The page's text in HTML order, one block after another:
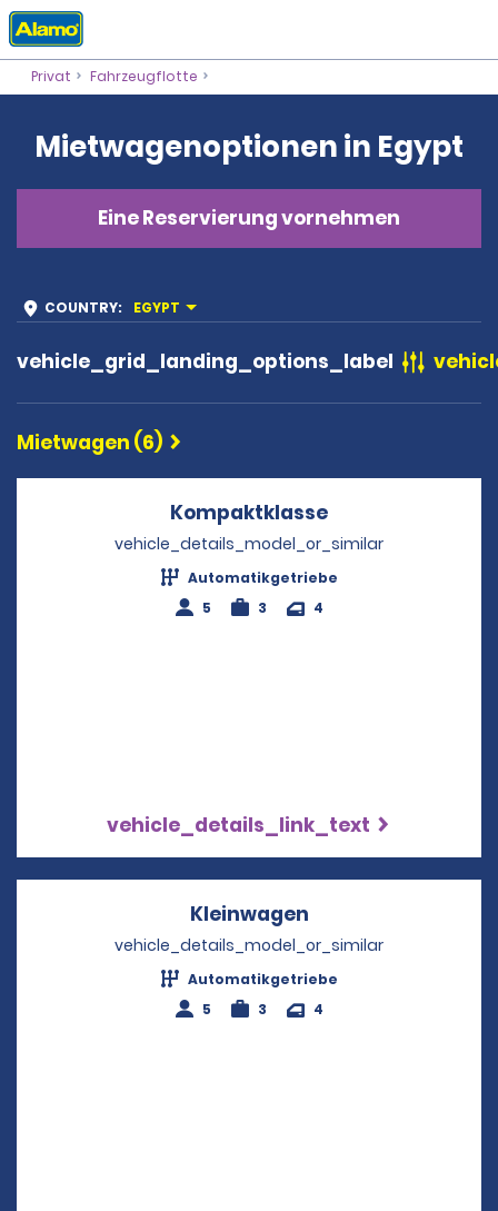
Privat Fahrzeugflotte
Mietwagenoptionen in Egypt
Eine Reservierung vornehmen
COUNTRY: EGYPT
vehicle_grid_landing_options_label
Mietwagen (6)
Kompaktklasse
vehicle_details_model_or_similar
Automatikgetriebe
5
3 4
vehicle_details_link_text
Kleinwagen
vehicle_details_model_or_similar
Automatikgetriebe
5
3 4